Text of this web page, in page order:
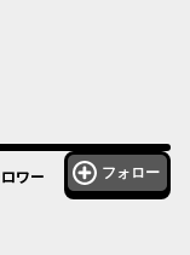
ワー フォロー